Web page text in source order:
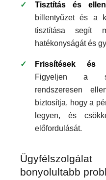
Tisztítás és
billentyűzet és a
tisztítása segít
hatékonyságát és
Frissítések és
Figyeljen a
rendszeresen
biztosítja, hogy a
legyen, és
előfordulását.
bonyolultabb